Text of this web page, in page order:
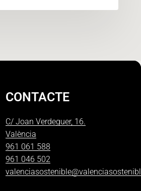
CONTACTE
C/ Joan Verdeguer, 16.
València
961 061 588
961 046 502